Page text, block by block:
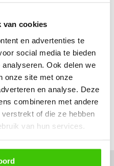
van cookies
en advertenties te
social media te bieden
Ook delen we
onze site met onze
en analyse. Deze
combineren met andere
of die ze hebben
van hun services.